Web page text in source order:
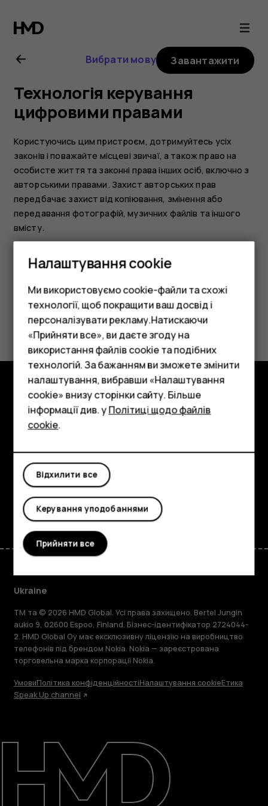
Nokia
4.2
user
guide
Смартфони
Фічерфони
Аксесуари
Планшети
Детальніше
Підтримка
Вибрати мову Завантажити
Технологія керування
цифровими правами
Користуючись цим пристроєм, дотримуйтесь усіх
законів і поважайте місцеві звичаї, а також право на
особисте життя та законні права інших осіб, включно з
авторськими правами. Захист авторських прав
передбачає захист від копіювання, змінення або
передавання фотографій, музичних файлів та іншого
вмісту.
Це було для вас корисним?
Так Ні
Огляд
Детальніше
Planet and people
Підтримка
FacebookInstagram
TiktokYoutubeLinkedin
Ukraine
TM та © 2026 HMD Global. Усі права захищено. Bertel Jungin
aukio 9, 02600 Espoo, Finland. Бізнес-ідентифікатор 2724044-
2. HMD Global Oy має ексклюзивну ліцензію на виробництво
телефонів під брендом Nokia. Nokia — зареєстрована
торговельна марка корпорації Nokia.
УмовиПолітика конфіденційностіНалаштування cookieЕтика
Speak Up channel
Налаштування cookie
Ми використовуємо cookie-файли та схожі
технології, щоб покращити ваш досвід і
персоналізувати рекламу.Натискаючи
«Прийняти все», ви даєте згоду на
використання файлів cookie та подібних
технологій. За бажанням ви зможете змінити
налаштування, вибравши «Налаштування
cookie» внизу сторінки сайту. Більше
інформації див. уПолітиці щодо файлів
cookie.
Відхилити все
Керування уподобаннями
Прийняти все